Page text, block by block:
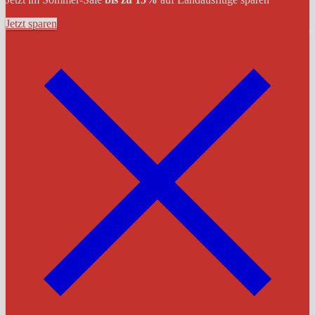
Jetzt sparen